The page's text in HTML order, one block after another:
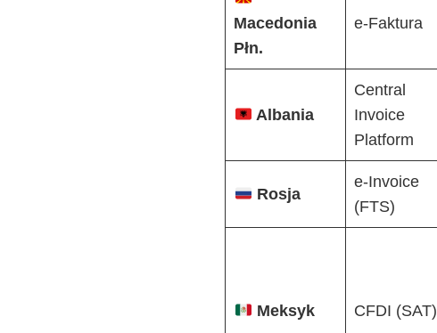
Macedonia
Płn.
e-Faktura
Albania
Central
Invoice
Platform
Rosja
e-Invoice
(FTS)
Meksyk CFDI (SAT)